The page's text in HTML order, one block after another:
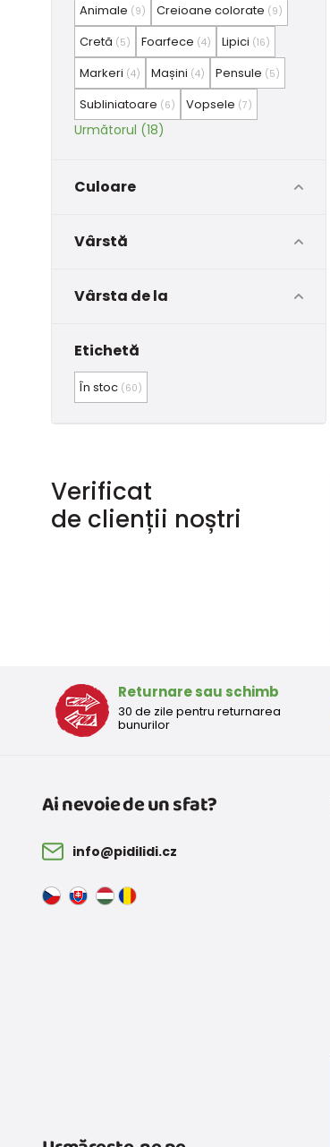
Animale (9) Creioane colorate (9)
Cretă (5) Foarfece (4) Lipici (16)
Markeri (4) Mașini (4) Pensule (5)
Subliniatoare (6) Vopsele (7)
Următorul (18)
Culoare
Vârstă
Vârsta de la
Etichetă
În stoc (60)
Verificat
de clienții noștri
Returnare sau schimb
30 de zile pentru returnarea
bunurilor
Ai nevoie de un sfat?
info@pidilidi.cz